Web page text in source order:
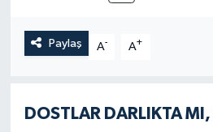
Paylaş A- A+
DOSTLAR DARLIKTA